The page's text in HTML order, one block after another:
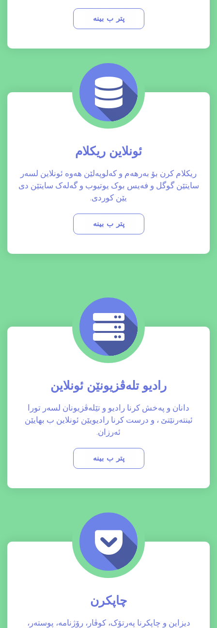
پتر ب بینە
ئونلاین ریکلام
ریکلام کرن بۆ بەرهەم و کەلوپەلێن هەوە ئونلاین لسەر
سایتێن گوگل و فەیس بوک یوتیوب و گەلەک سایتێن دی
یێن کوردی.
پتر ب بینە
رادیو تلەڤزیونێن ئونلاین
دانان و پەخش کرنا رادیو و تێلەڤزیونان لسەر تورا
ئینتەرنێتێ ، و درست کرنا رادیویێن ئونلاین ب بهایێن
ئەرزان.
پتر ب بینە
چاپکرن
دیزاین و چاپکرنا پەرتۆک، کوڤار، رۆژنامە، پوستەر،